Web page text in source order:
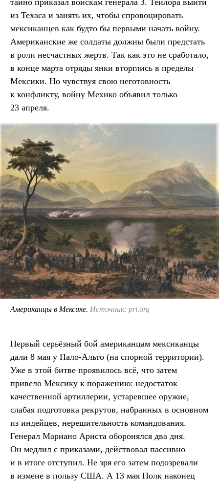
из Техаса и занять их, чтобы спровоцировать
мексиканцев как будто бы первыми начать войну.
Американские же солдаты должны были предстать
в роли несчастных жертв. Так как это не сработало,
в конце марта отряды янки вторглись в пределы
Мексики. Но чувствуя свою неготовность
к конфликту, войну Мехико объявил только
23 апреля.
Американцы в Мексике. Источник: pri.org
Первый серьёзный бой американцам мексиканцы
дали 8 мая у Пало-Альто (на спорной территории).
Уже в этой битве проявилось всё, что затем
привело Мексику к поражению: недостаток
качественной артиллерии, устаревшее оружие,
слабая подготовка рекрутов, набранных в основном
из индейцев, нерешительность командования.
Генерал Мариано Ариста оборонялся два дня.
Он медлил с приказами, действовал пассивно
и в итоге отступил. Не зря его затем подозревали
в измене в пользу США. А 13 мая Полк наконец